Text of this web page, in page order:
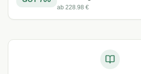
ab 228.98 €